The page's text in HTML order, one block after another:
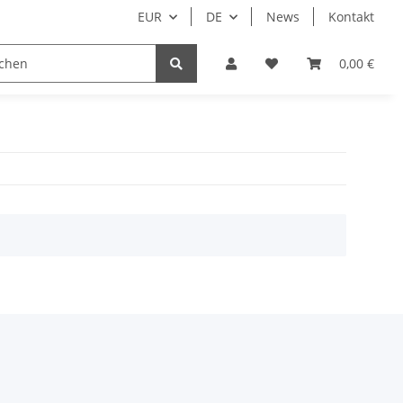
EUR DE News Kontakt
0,00 €
Nur Endkunden